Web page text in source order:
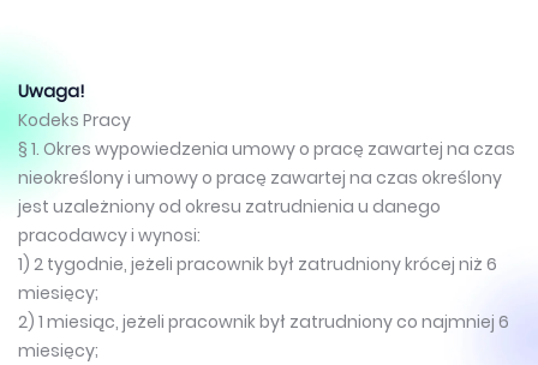
Uwaga!
Kodeks Pracy
§ 1. Okres wypowiedzenia umowy o pracę zawartej na czas
nieokreślony i umowy o pracę zawartej na czas określony
jest uzależniony od okresu zatrudnienia u danego
pracodawcy i wynosi:
1) 2 tygodnie, jeżeli pracownik był zatrudniony krócej niż 6
miesięcy;
2) 1 miesiąc, jeżeli pracownik był zatrudniony co najmniej 6
miesięcy;